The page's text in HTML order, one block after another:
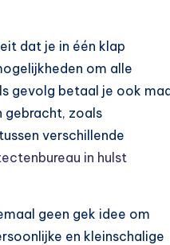
dat je in één klap
om alle
gevolg betaal je ook
gebracht, zoals
verschillende
in hulst
geen gek idee om
en kleinschalige